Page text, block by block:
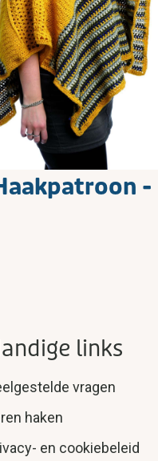
-
links
vragen
haken
en cookiebeleid